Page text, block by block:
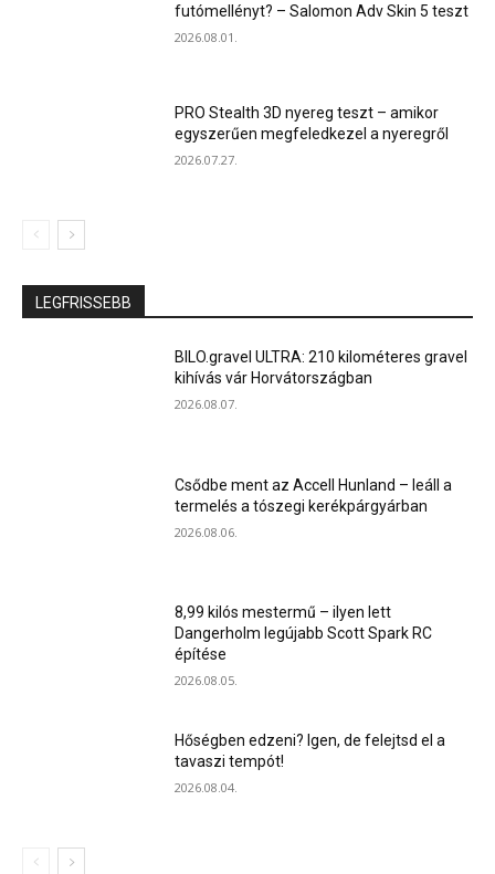
futómellényt? – Salomon Adv Skin 5 teszt
2026.08.01.
PRO Stealth 3D nyereg teszt – amikor
egyszerűen megfeledkezel a nyeregről
2026.07.27.
LEGFRISSEBB
BILO.gravel ULTRA: 210 kilométeres gravel
kihívás vár Horvátországban
2026.08.07.
Csődbe ment az Accell Hunland – leáll a
termelés a tószegi kerékpárgyárban
2026.08.06.
8,99 kilós mestermű – ilyen lett
Dangerholm legújabb Scott Spark RC
építése
2026.08.05.
Hőségben edzeni? Igen, de felejtsd el a
tavaszi tempót!
2026.08.04.